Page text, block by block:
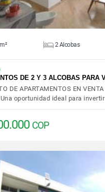
2 Alcobas
DE 2 Y 3 ALCOBAS PARA
DE APARTAMENTOS EN
Una oportunidad ideal para
COP